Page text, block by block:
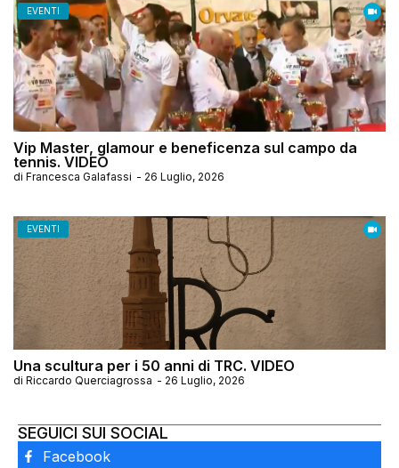
EVENTI
Vip Master, glamour e beneficenza sul campo da
tennis. VIDEO
di Francesca Galafassi - 26 Luglio, 2026
EVENTI
Una scultura per i 50 anni di TRC. VIDEO
di Riccardo Querciagrossa - 26 Luglio, 2026
SEGUICI SUI SOCIAL
Facebook